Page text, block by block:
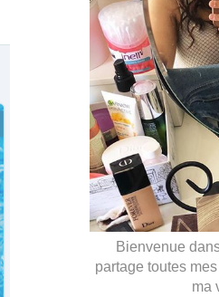
Bienvenue
partage toutes
ma